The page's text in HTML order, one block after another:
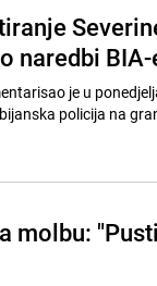
naredbi BIA-
je u
policija na
molbu: